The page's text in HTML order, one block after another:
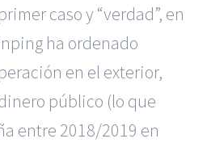
caso y “verdad”, en
ha ordenado
en el exterior,
público (lo que
entre 2018/2019 en